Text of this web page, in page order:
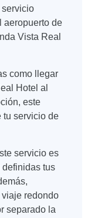
servicio
aeropuerto de
Vista Real
como llegar
Hotel al
este
tu servicio de
servicio es
definidas tus
redondo
separado la